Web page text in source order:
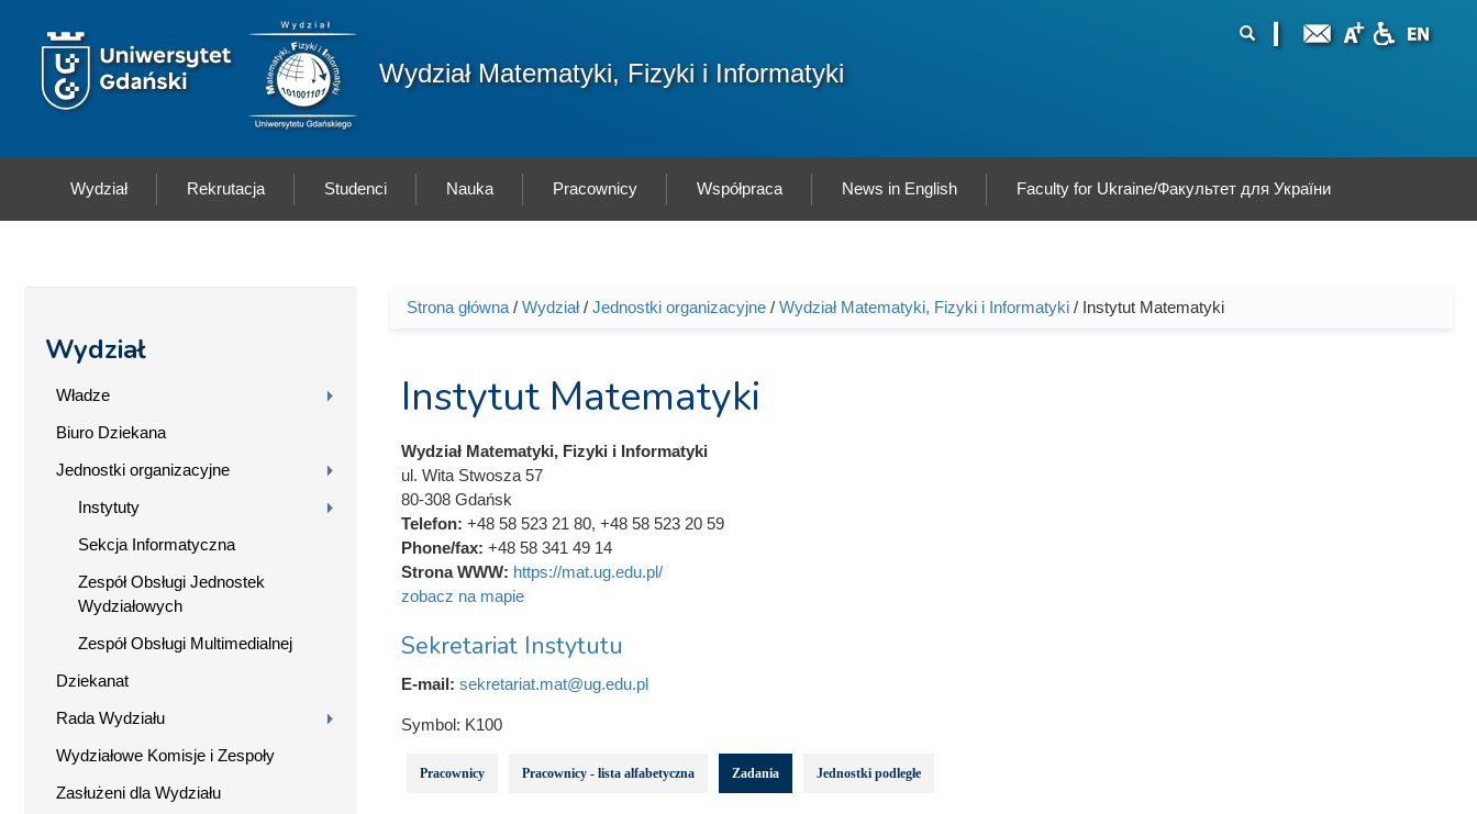
Wydział Matematyki, Fizyki i Informatyki
Wydział Rekrutacja Studenci Nauka Pracownicy Współpraca News in English Faculty for Ukraine/Факультет для України
Wydział
Władze
Biuro Dziekana
Jednostki organizacyjne
Instytuty
Sekcja Informatyczna
Zespół Obsługi Jednostek
Wydziałowych
Zespół Obsługi Multimedialnej
Dziekanat
Rada Wydziału
Wydziałowe Komisje i Zespoły
Zasłużeni dla Wydziału
Jesteś tutaj
Strona główna/ Wydział/ Jednostki organizacyjne/ Wydział Matematyki, Fizyki i Informatyki/ Instytut Matematyki
Instytut Matematyki
Wydział Matematyki, Fizyki i Informatyki
ul. Wita Stwosza 57
80-308 Gdańsk
Telefon: +48 58 523 21 80, +48 58 523 20 59
Phone/fax: +48 58 341 49 14
Strona WWW: https://mat.ug.edu.pl/
zobacz na mapie
Sekretariat Instytutu
E-mail: sekretariat.mat@ug.edu.pl
Symbol: K100
Pracownicy Pracownicy - lista alfabetyczna Zadania Jednostki podległe